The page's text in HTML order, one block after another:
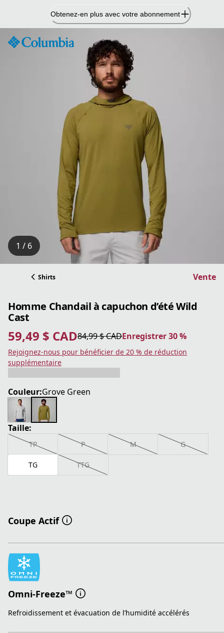
contenu
Obtenez-en plus avec votre abonnement
1 / 6
Shirts Vente
Homme Chandail à capuchon d’été Wild
Cast
59,49 $ CAD
prix actuel 59,49 $ CAD84,99 $ CAD
prix original 84,99 $ CAD Enregistrer 30 %
Enregistrer 30 %
Rejoignez-nous pour bénéficier de 20 % de réduction
supplémentaire
Couleur:Grove Green
Taille:
TP P M G
TG TTG
Coupe Actif
Omni-Freeze™
Refroidissement et évacuation de l’humidité accélérés